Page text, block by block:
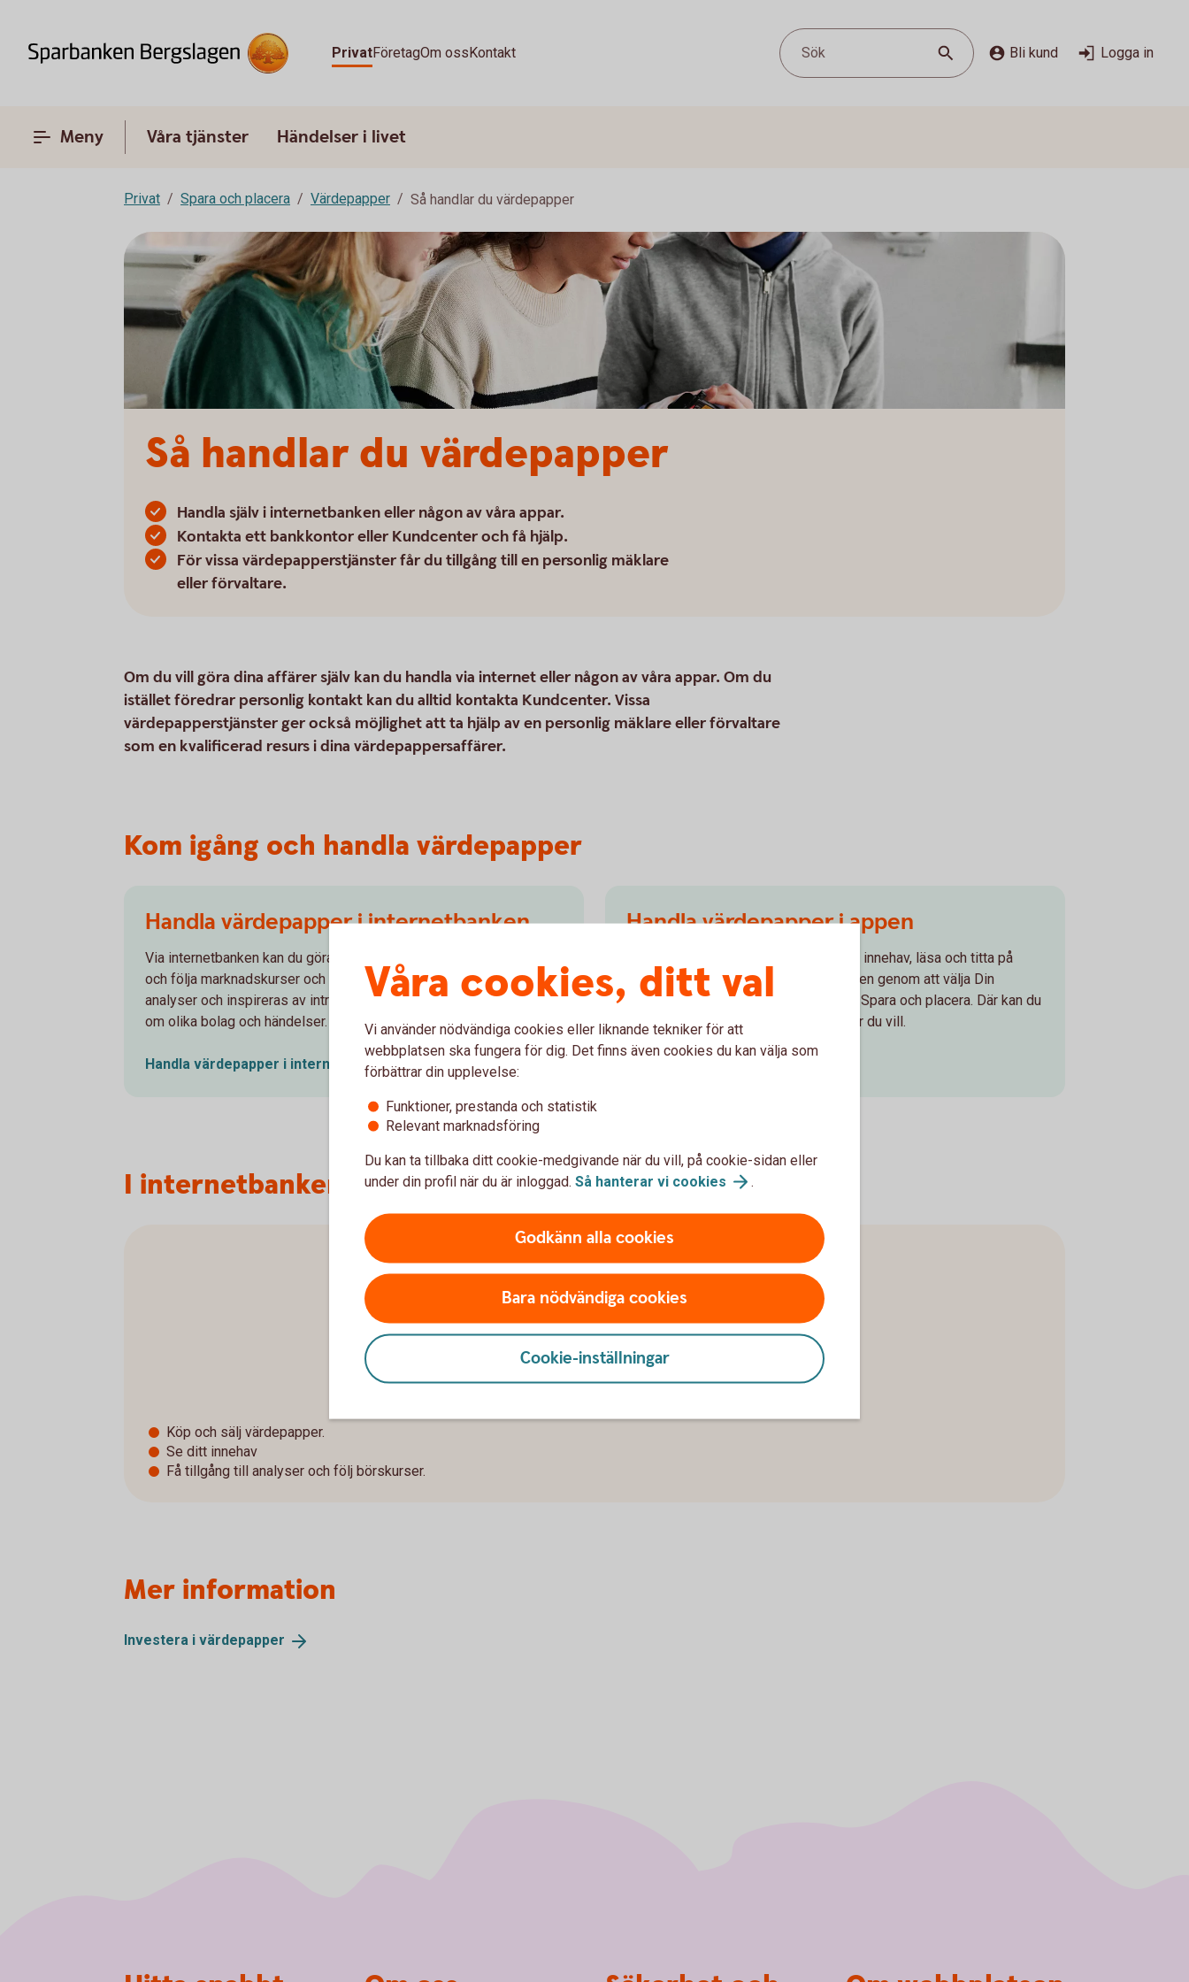
PrivatFöretagOm ossKontakt Sök Bli kund Logga in
Meny Våra tjänster Händelser i livet
Privat Spara och placera Värdepapper Så handlar du värdepapper
Så handlar du värdepapper
Handla själv i internetbanken eller någon av våra appar.
Kontakta ett bankkontor eller Kundcenter och få hjälp.
För vissa värdepapperstjänster får du tillgång till en personlig mäklare
eller förvaltare.
Om du vill göra dina affärer själv kan du handla via internet eller någon av våra appar. Om du
istället föredrar personlig kontakt kan du alltid kontakta Kundcenter. Vissa
värdepapperstjänster ger också möjlighet att ta hjälp av en personlig mäklare eller förvaltare
som en kvalificerad resurs i dina värdepappersaffärer.
Kom igång och handla värdepapper
Handla värdepapper i internetbanken
Via internetbanken kan du göra värdepappersaffärer, se ditt innehav
och följa marknadskurser och nyheter. Du kan också ta del av
analyser och inspireras av intressanta artiklar och TV-sändningar
om olika bolag och händelser.
Handla värdepapper i internetbanken
Handla värdepapper i appen
I vår app får du koll på marknaden, ditt innehav, läsa och titta på
börsnyheter. Du hittar den enkelt i appen genom att välja Din
ekonomi i menyn och sedan trycka på Spara och placera. Där kan du
söka fram och hantera de värdepapper du vill.
appen
I internetbanken och vår app
Köp och sälj värdepapper.
Se ditt innehav
Få tillgång till analyser och följ börskurser.
Tips!
Mer information
Investera i värdepapper
Våra cookies, ditt val
Vi använder nödvändiga cookies eller liknande tekniker för att
webbplatsen ska fungera för dig. Det finns även cookies du kan välja som
förbättrar din upplevelse:
Funktioner, prestanda och statistik
Relevant marknadsföring
Du kan ta tillbaka ditt cookie-medgivande när du vill, på cookie-sidan eller
under din profil när du är inloggad. Så hanterar vi cookies .
Godkänn alla cookies
Bara nödvändiga cookies
Cookie-inställningar